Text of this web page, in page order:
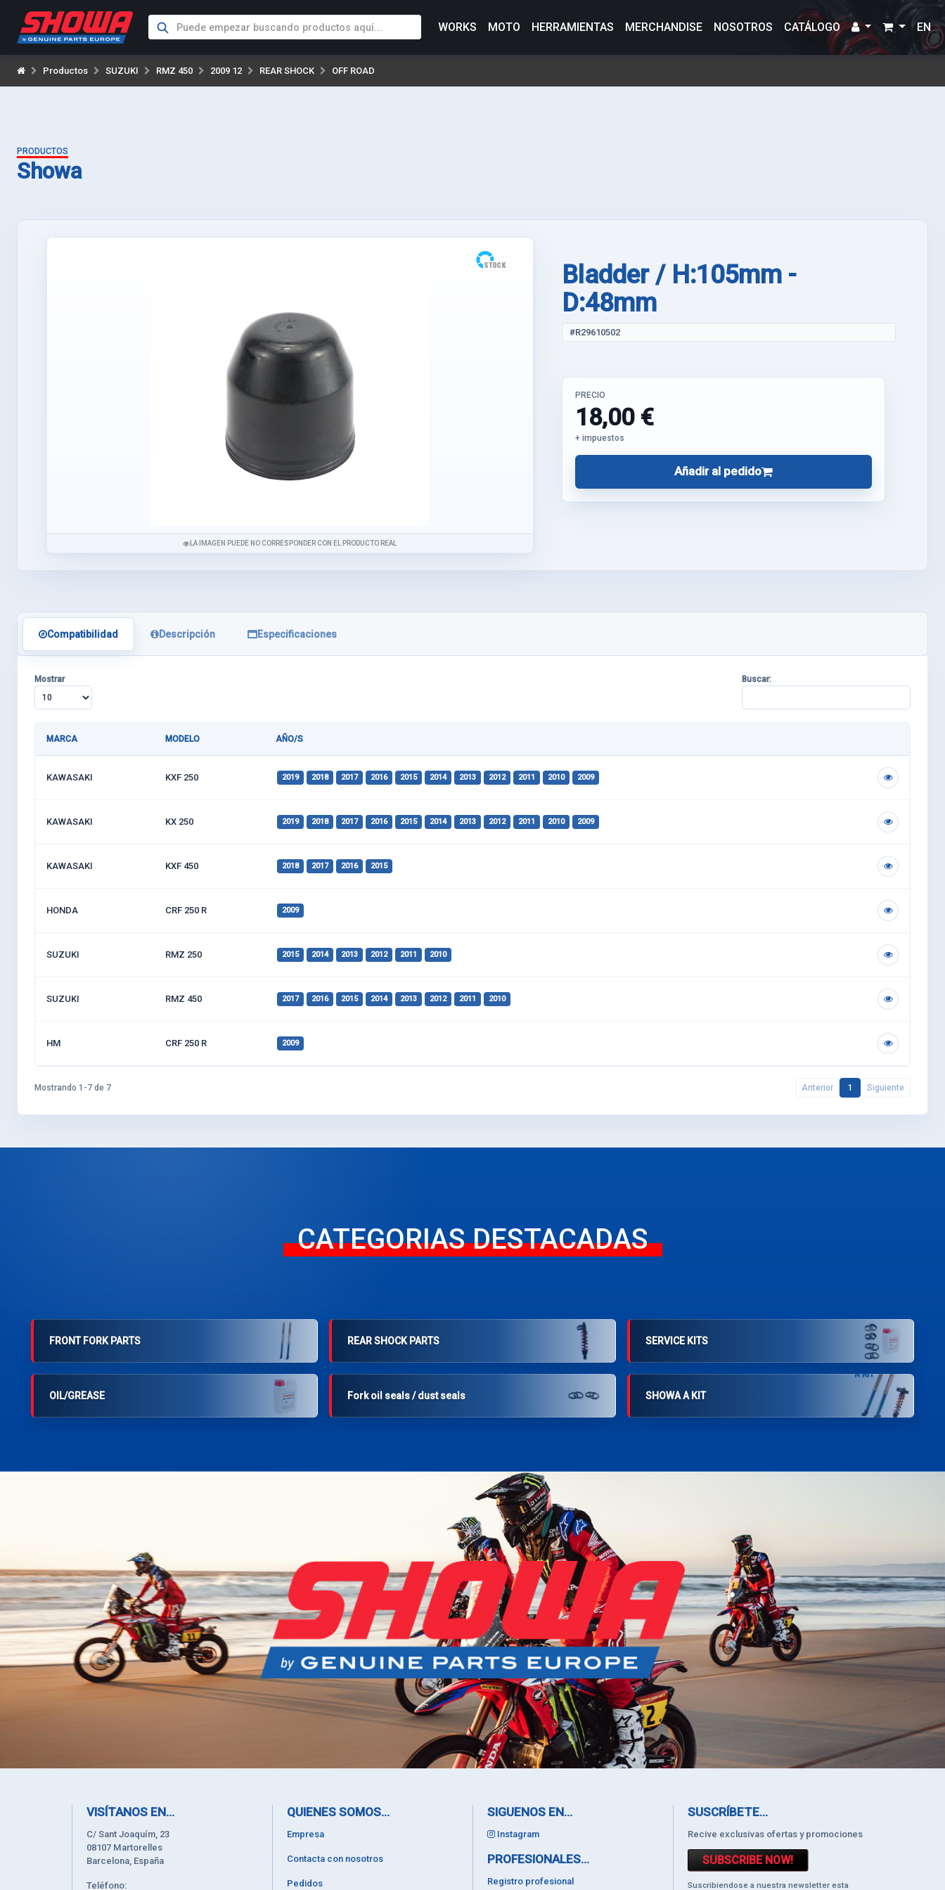
WORKS MOTO HERRAMIENTAS MERCHANDISE NOSOTROS CATÁLOGO EN
Productos SUZUKI RMZ 450 2009 12 REAR SHOCK OFF ROAD
PRODUCTOS
Showa
LA IMAGEN PUEDE NO CORRESPONDER CON EL PRODUCTO REAL
Bladder / H:105mm -
D:48mm
#R29610502
PRECIO
18,00 €
+ impuestos
Añadir al pedido
Compatibilidad Descripción Especificaciones
Mostrar Buscar:
MARCA MODELO AÑO/S
KAWASAKI KXF 250 2019 2018 2017 2016 2015 2014 2013 2012 2011 2010 2009
KAWASAKI KX 250 2019 2018 2017 2016 2015 2014 2013 2012 2011 2010 2009
KAWASAKI KXF 450 2018 2017 2016 2015
HONDA CRF 250 R 2009
SUZUKI RMZ 250 2015 2014 2013 2012 2011 2010
SUZUKI RMZ 450 2017 2016 2015 2014 2013 2012 2011 2010
HM CRF 250 R 2009
Mostrando 1-7 de 7 Anterior 1 Siguiente
CATEGORIAS DESTACADAS
FRONT FORK PARTS REAR SHOCK PARTS SERVICE KITS
OIL/GREASE Fork oil seals / dust seals SHOWA A KIT
VISÍTANOS EN...
C/ Sant Joaquím, 23
08107 Martorelles
Barcelona, España
Teléfono:
QUIENES SOMOS...
Empresa
Contacta con nosotros
Pedidos
SIGUENOS EN...
Instagram
PROFESIONALES...
Registro profesional
SUSCRÍBETE...
Recive exclusivas ofertas y promociones
SUBSCRIBE NOW!
Suscribiendose a nuestra newsletter esta